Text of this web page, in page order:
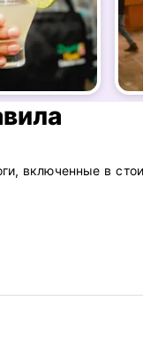
выходных. (Auto-
включенные в